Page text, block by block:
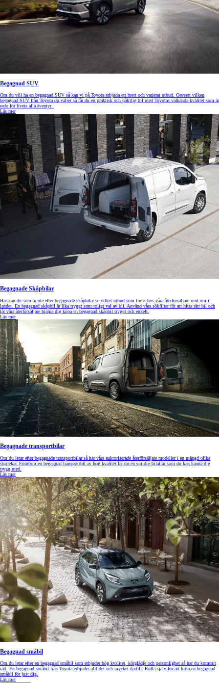
Begagnad SUV
Om du vill ha en begagnad SUV så kan vi på Toyota erbjuda ett brett och varierat utbud. Oavsett vilken
begagnad SUV från Toyota du väljer så får du en praktisk och pålitlig bil med Toyotas välkända kvalitet som är
redo för livets alla äventyr.
Läs mer
Begagnade Skåpbilar
Här kan du som är ute efter begagnade skåpbilar se vilket utbud som finns hos våra återförsäljare runt om i
landet. En begagnad skåpbil är lika tryggt som roligt val av bil. Använd våra sökfilter för att hitta rätt bil och
låt våra återförsäljare hjälpa dig köpa en begagnad skåpbil tryggt och enkelt.
Läs mer
Begagnade transportbilar
Om du letar efter begagnade transportbilar så har våra auktoriserade återförsäljare modeller i en mängd olika
storlekar. Förutom en begagnad transportbil av hög kvalitet får du en smidig bilaffär som du kan känna dig
trygg med.
Läs mer
Begagnad småbil
Om du letar efter en begagnad småbil som erbjuder hög kvalitet, körglädje och personlighet så har du kommit
rätt. En begagnad småbil från Toyota erbjuder allt det och mycket därtill. Kolla själv för att hitta en begagnad
småbil för just dig.
Läs mer